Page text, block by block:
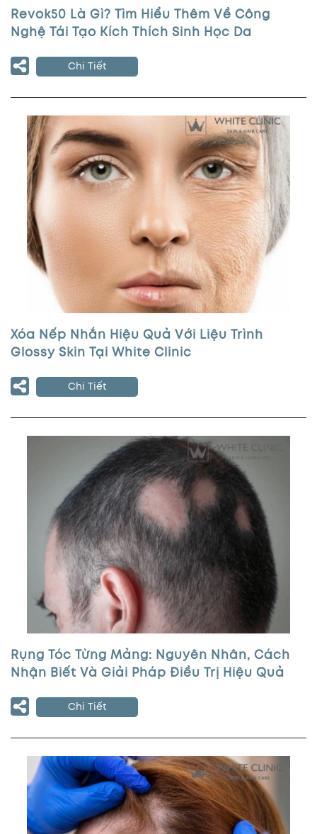
Revok50 Là Gì? Tìm Hiểu Thêm Về Công
Nghệ Tái Tạo Kích Thích Sinh Học Da
Chi Tiết
Xóa Nếp Nhắn Hiệu Quả Với Liệu Trình
Glossy Skin Tại White Clinic
Chi Tiết
Rụng Tóc Từng Mảng: Nguyên Nhân, Cách
Nhận Biết Và Giải Pháp Điều Trị Hiệu Quả
Chi Tiết